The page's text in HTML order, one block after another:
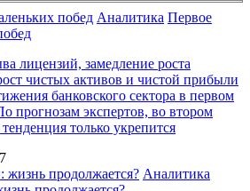
Аналитика Первое
лицензий, замедление роста
чистых активов и чистой прибыли
банковского сектора в первом
прогнозам экспертов, во втором
только укрепится
Аналитика